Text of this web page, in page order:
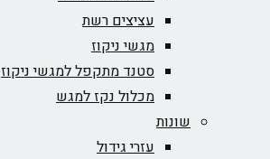
עציצים רשת
מגשי ניקוז
סטנד מתקפל למגשי ניקוז
מכלול נקז למגש
שונות
עזרי גידול